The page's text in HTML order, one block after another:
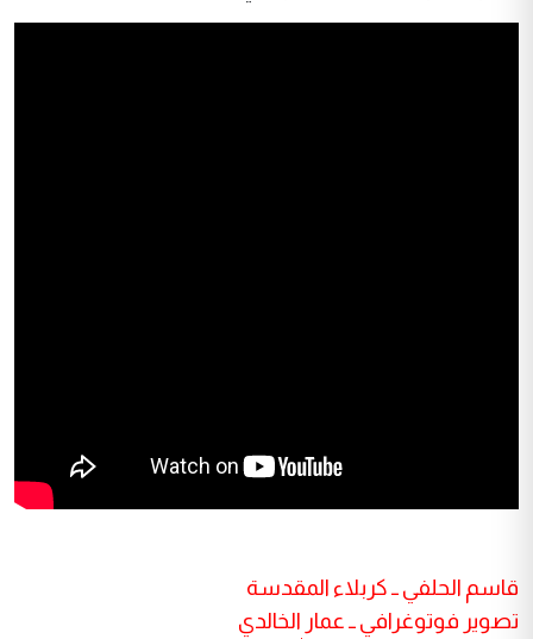
قاسم الحلفي ــ كربلاء المقدسة
تصوير فوتوغرافي ــ عمار الخالدي